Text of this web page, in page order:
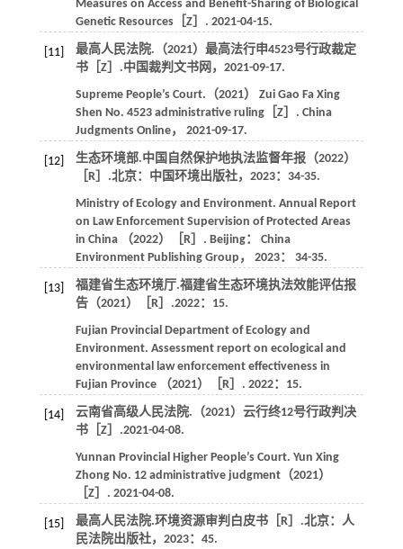
Measures on Access and Benefit-Sharing of Biological
Genetic Resources［Z］. 2021-04-15.​
[11]
最高人民法院.（2021）最高法行申4523号行政裁定
书［Z］.中国裁判文书网 ，2021-09-17.
Supreme People’s Court.（2021） Zui Gao Fa Xing
Shen No. 4523 administrative ruling［Z］. China
Judgments Online， 2021-09-17.​​
[12]
生态环境部.中国自然保护地执法监督年报（2022）
［R］.北京：中国环境出版社， 2023：34-35.
Ministry of Ecology and Environment. Annual Report
on Law Enforcement Supervision of Protected Areas
in China （2022）［R］. Beijing： China
Environment Publishing Group， 2023： 34-35.​​
[13]
福建省生态环境厅.福建省生态环境执法效能评估报
告（2021）［R］.2022：15.
Fujian Provincial Department of Ecology and
Environment. Assessment report on ecological and
environmental law enforcement effectiveness in
Fujian Province （2021）［R］. 2022：15.
[14]
云南省高级人民法院.（2021）云行终12号行政判决
书［Z］.2021-04-08.
Yunnan Provincial Higher People’s Court. Yun Xing
Zhong No. 12 administrative judgment（2021）
［Z］. 2021-04-08.​​
[15]
最高人民法院.环境资源审判白皮书［R］.北京：人
民法院出版社， 2023： 45.